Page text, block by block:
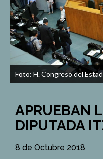
Foto: H. Congreso del
APRUEBAN
DIPUTADA
8 de Octubre 2018